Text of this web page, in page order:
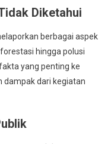
Diketahui
berbagai aspek
hingga polusi
yang penting ke
dampak dari kegiatan